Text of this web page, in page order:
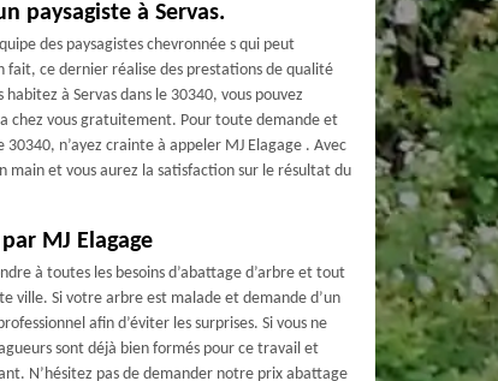
paysagiste à Servas.
des paysagistes chevronnée s qui peut
fait, ce dernier réalise des prestations de qualité
à Servas dans le 30340, vous pouvez
chez vous gratuitement. Pour toute demande et
30340, n’ayez crainte à appeler MJ Elagage . Avec
main et vous aurez la satisfaction sur le résultat du
MJ Elagage
à toutes les besoins d’abattage d’arbre et tout
ville. Si votre arbre est malade et demande d’un
afin d’éviter les surprises. Si vous ne
sont déjà bien formés pour ce travail et
N’hésitez pas de demander notre prix abattage